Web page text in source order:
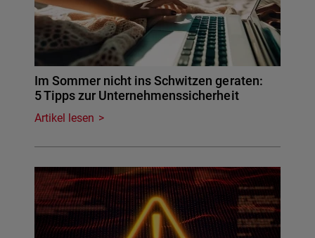
Im Sommer nicht ins Schwitzen geraten:
5 Tipps zur Unternehmenssicherheit
Artikel lesen